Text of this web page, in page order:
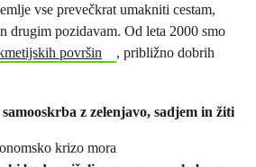
vse prevečkrat umakniti cestam,
drugim pozidavam. Od leta 2000 smo
površin
, približno dobrih
z zelenjavo, sadjem in žiti
krizo mora